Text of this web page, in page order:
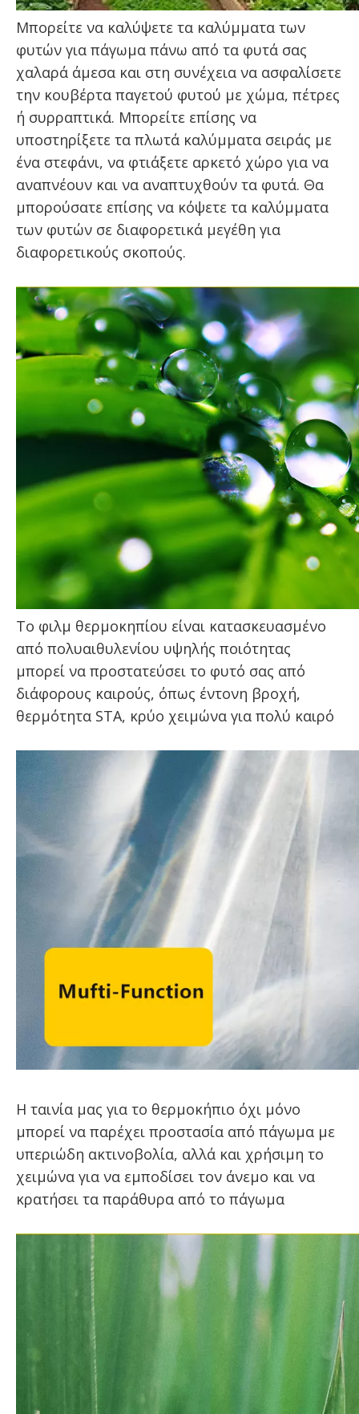
Μπορείτε να καλύψετε τα καλύμματα των
φυτών για πάγωμα πάνω από τα φυτά σας
χαλαρά άμεσα και στη συνέχεια να ασφαλίσετε
την κουβέρτα παγετού φυτού με χώμα, πέτρες
ή συρραπτικά. Μπορείτε επίσης να
υποστηρίξετε τα πλωτά καλύμματα σειράς με
ένα στεφάνι, να φτιάξετε αρκετό χώρο για να
αναπνέουν και να αναπτυχθούν τα φυτά. Θα
μπορούσατε επίσης να κόψετε τα καλύμματα
των φυτών σε διαφορετικά μεγέθη για
διαφορετικούς σκοπούς.
Το φιλμ θερμοκηπίου είναι κατασκευασμένο
από πολυαιθυλενίου υψηλής ποιότητας
μπορεί να προστατεύσει το φυτό σας από
διάφορους καιρούς, όπως έντονη βροχή,
θερμότητα STA, κρύο χειμώνα για πολύ καιρό
Η ταινία μας για το θερμοκήπιο όχι μόνο
μπορεί να παρέχει προστασία από πάγωμα με
υπεριώδη ακτινοβολία, αλλά και χρήσιμη το
χειμώνα για να εμποδίσει τον άνεμο και να
κρατήσει τα παράθυρα από το πάγωμα